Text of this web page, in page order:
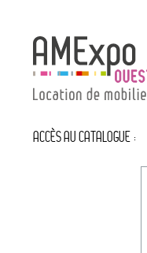
ACCÈS AU CATALOGUE :